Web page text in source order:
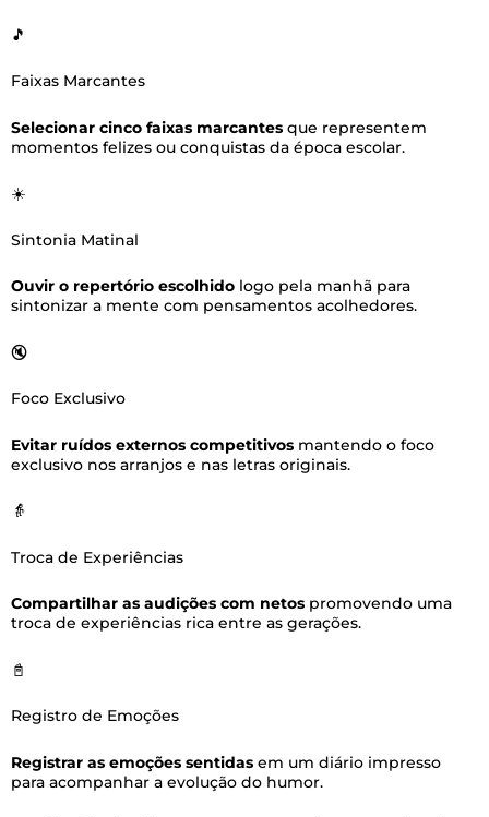
🎵
Faixas Marcantes
Selecionar cinco faixas marcantes que representem
momentos felizes ou conquistas da época escolar.
☀️
Sintonia Matinal
Ouvir o repertório escolhido logo pela manhã para
sintonizar a mente com pensamentos acolhedores.
🔇
Foco Exclusivo
Evitar ruídos externos competitivos mantendo o foco
exclusivo nos arranjos e nas letras originais.
👵
Troca de Experiências
Compartilhar as audições com netos promovendo uma
troca de experiências rica entre as gerações.
📓
Registro de Emoções
Registrar as emoções sentidas em um diário impresso
para acompanhar a evolução do humor.